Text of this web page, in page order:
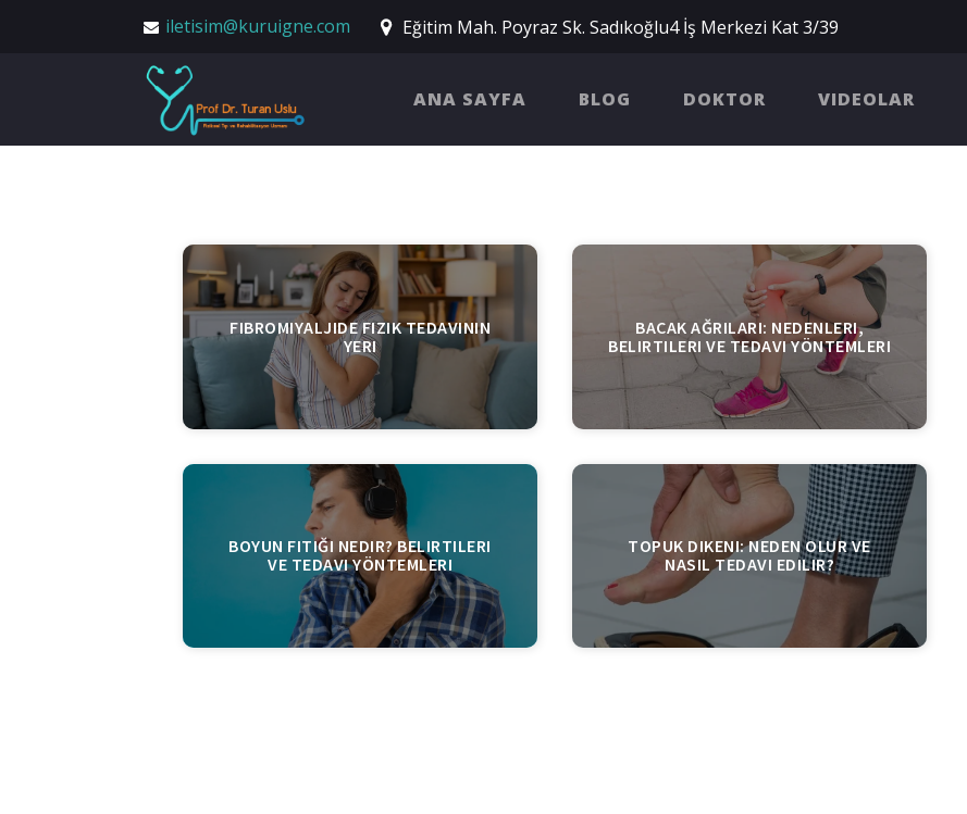
iletisim@kuruigne.com Eğitim Mah. Poyraz Sk. Sadıkoğlu4 İş Merkezi Kat 3/39
ANA SAYFA BLOG DOKTOR VIDEOLAR
FIBROMIYALJIDE FIZIK TEDAVININ
YERI
BACAK AĞRILARI: NEDENLERI,
BELIRTILERI VE TEDAVI YÖNTEMLERI
BOYUN FITIĞI NEDIR? BELIRTILERI
VE TEDAVI YÖNTEMLERI
TOPUK DIKENI: NEDEN OLUR VE
NASIL TEDAVI EDILIR?